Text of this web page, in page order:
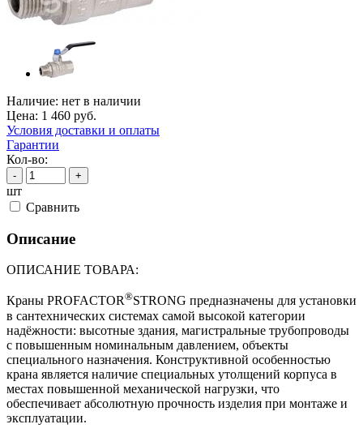
Наличие: нет в наличии
Цена: 1 460 руб.
Условия доставки и оплаты
Гарантии
Кол-во:
- +
шт
Cравнить
Описание
ОПИСАНИЕ ТОВАРА:
Краны PROFACTOR®STRONG предназначены для установки
в сантехнических системах самой высокой категории
надёжности: высотные здания, магистральные трубопроводы
с повышенным номинальным давлением, объекты
специального назначения. Конструктивной особенностью
крана является наличие специальных утолщений корпуса в
местах повышенной механической нагрузки, что
обеспечивает абсолютную прочность изделия при монтаже и
эксплуатации.